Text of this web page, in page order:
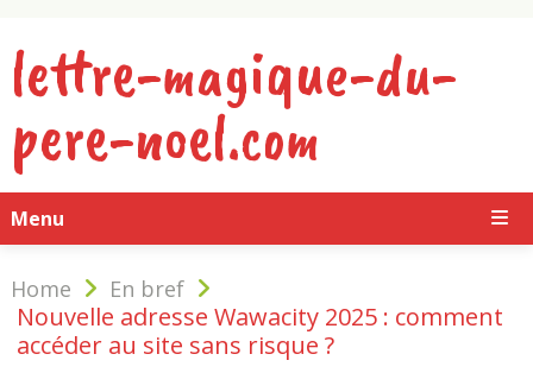
lettre-magique-du-
pere-noel.com
Menu
Home En bref
Nouvelle adresse Wawacity 2025 : comment
accéder au site sans risque ?